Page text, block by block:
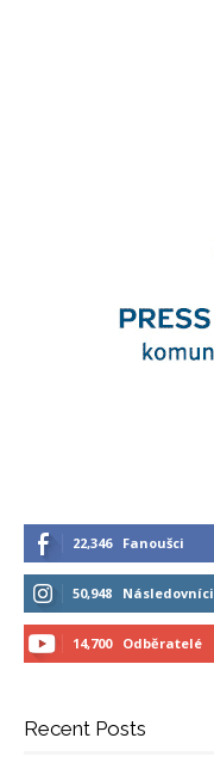
22,346 Fanoušci
50,948 Následovníci
14,700 Odběratelé
Recent Posts